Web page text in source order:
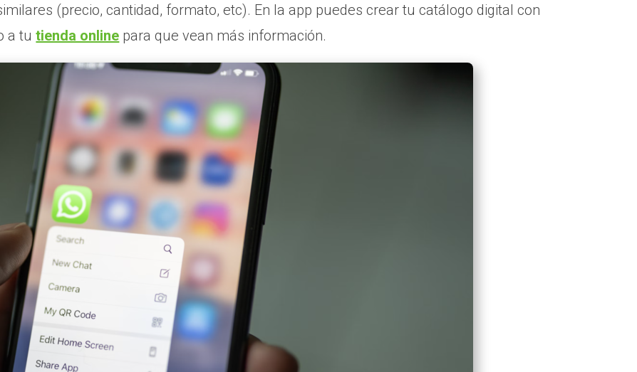
(precio, cantidad, formato, etc). En la app puedes crear tu catálogo digital con
a tutienda online para que vean más información.